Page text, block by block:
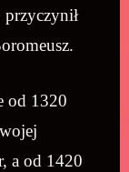
przyczynił
od 1320
a od 1420